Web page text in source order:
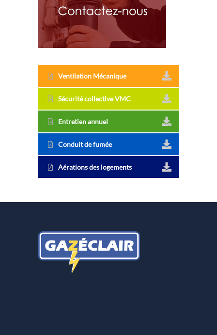
Ventilation Mécanique
Sécurité collective VMC
Entretien annuel
Conduit de fumée
Aérations des logements